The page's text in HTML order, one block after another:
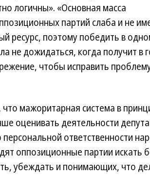
логичны». «Основная масса
партий слаба и не
ресурс, поэтому победить в
не дожидаться, когда получит в
чтобы исправить
что мажоритарная система в
оценивать деятельности
персональной ответственности
оппозиционные партии искать
убеждать и понимающих, что